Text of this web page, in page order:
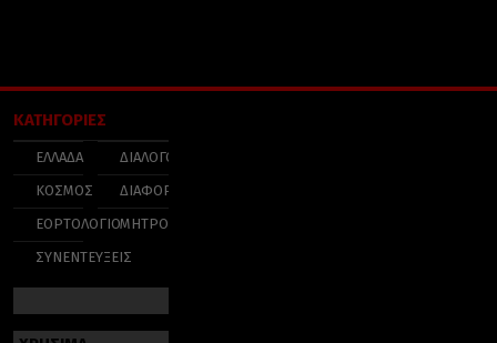
ΚΑΤΗΓΟΡΙΕΣ
ΕΛΛΑΔΑ
ΚΟΣΜΟΣ
ΕΟΡΤΟΛΟΓΙΟ
ΣΥΝΕΝΤΕΥΞΕΙΣ
ΔΙΑΛΟΓΟΣ
ΔΙΑΦΟΡΑ
ΜΗΤΡΟΠΟΛΕΙΣ